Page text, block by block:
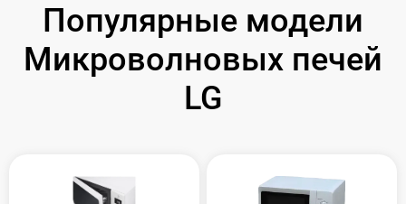
Популярные модели
Микроволновых печей
LG